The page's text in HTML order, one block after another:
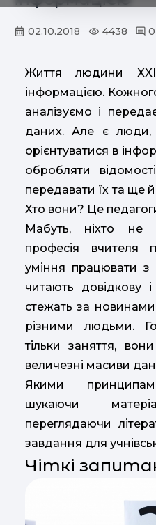
02.10.2018 4438 0
Життя людини XXI
інформацією.
аналізуємо і
даних. Але є люди,
орієнтуватися в
обробляти
передавати їх та ще
Хто вони? Це
Мабуть, ніхто не
професія вчителя
уміння працювати з
читають довідкову
стежать за
різними людьми.
тільки заняття,
величезні масиви
Якими
шукаючи
переглядаючи
завдання для
Чіткі